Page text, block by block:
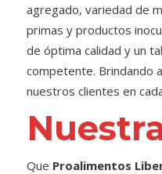
agregado, variedad de
primas y productos
de óptima calidad y un
competente. Brindando
nuestros clientes en
Que Proalimentos